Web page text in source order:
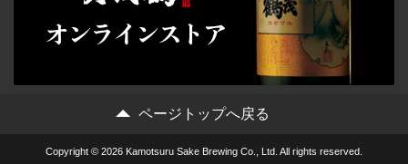
ページトップへ戻る
Copyright © 2026 Kamotsuru Sake Brewing Co., Ltd. All rights reserved.